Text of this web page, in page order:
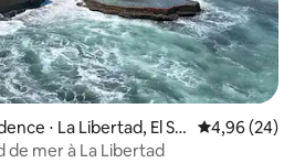
⋅ La Libertad, El Sal Évaluation
4,96 (24)
mer à La Libertad